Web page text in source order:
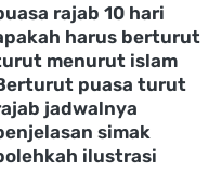
rajab 10 hari
harus berturut
menurut islam
puasa turut
jadwalnya
simak
ilustrasi